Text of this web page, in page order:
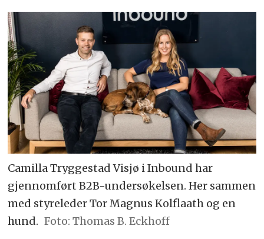
Camilla Tryggestad Visjø i Inbound har
gjennomført B2B-undersøkelsen. Her sammen
med styreleder Tor Magnus Kolflaath og en
hund. Foto: Thomas B. Eckhoff